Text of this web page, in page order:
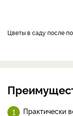
Цветы в саду после
Практически